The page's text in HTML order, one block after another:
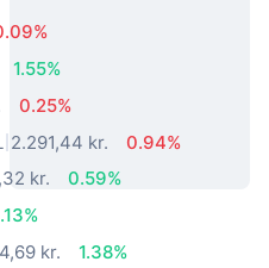
1.55%
0.25%
2.291,44 kr.
0.94%
kr.
0.59%
kr.
1.38%